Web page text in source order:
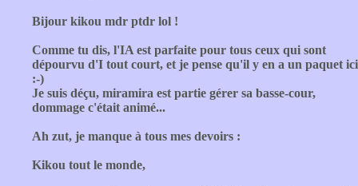
Bijour kikou mdr ptdr lol !
Comme tu dis, l'IA est parfaite pour tous ceux qui sont
dépourvu d'I tout court, et je pense qu'il y en a un paquet ici
:-)
Je suis déçu, miramira est partie gérer sa basse-cour,
dommage c'était animé...
Ah zut, je manque à tous mes devoirs :
Kikou tout le monde,